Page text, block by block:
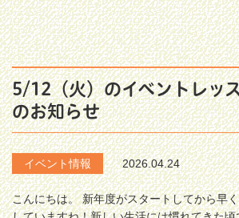
5/12（火）のイベントレッ
のお知らせ
イベント情報 2026.04.24
こんにちは。 新年度がスタートしてから早